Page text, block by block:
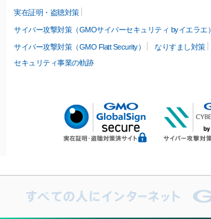
実在証明・盗聴対策
サイバー攻撃対策（GMOサイバーセキュリティ byイエラエ）
サイバー攻撃対策（GMO Flatt Security）
なりすまし対策
セキュリティ事業の軌跡